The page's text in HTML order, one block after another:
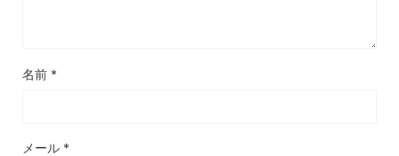
名前 *
メール *